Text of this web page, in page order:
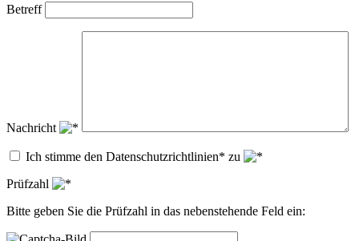
Betreff
Nachricht
Ich stimme den Datenschutzrichtlinien* zu
Prüfzahl
Bitte geben Sie die Prüfzahl in das nebenstehende Feld ein: